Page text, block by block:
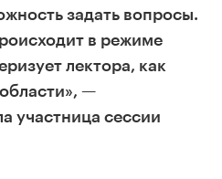
задать вопросы.
в режиме
лектора, как
—
участница сессии